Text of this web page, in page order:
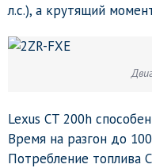
л.с.), а крутящий
Lexus CT 200h
Время на разгон до
Потребление топлива